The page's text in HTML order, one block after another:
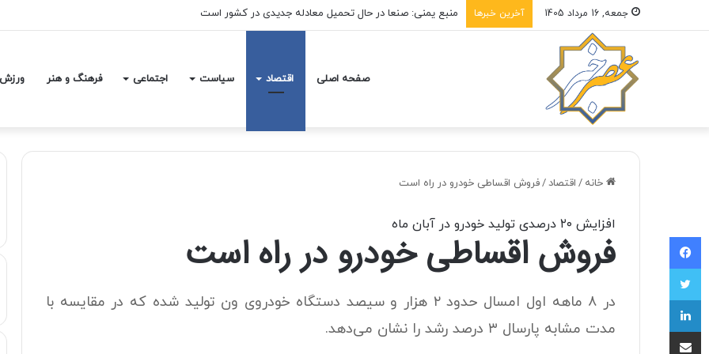
جمعه, 16 مرداد 1405 آخرین خبرها منبع یمنی: صنعا در حال تحمیل معادله جدیدی در کشور است
صفحه اصلی اقتصاد سیاست اجتماعی فرهنگ و هنر ورزش
خانه / اقتصاد/فروش اقساطی خودرو در راه است
افزایش ۲۰ درصدی تولید خودرو در آبان ماه
فروش اقساطی خودرو در راه است
در ۸ ماهه اول امسال حدود ۲ هزار و سیصد دستگاه خودروی ون تولید شده که در مقایسه با
مدت مشابه پارسال ۳ درصد رشد را نشان می‌دهد.